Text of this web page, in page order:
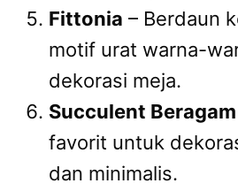
Fittonia – Berdaun
motif urat warna-
dekorasi meja.
Succulent
favorit untuk
dan minimalis.